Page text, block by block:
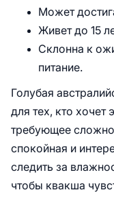
Может
Живет до 15
Склонна к
питание.
Голубая
для тех, кто хочет
требующее
спокойная и
следить за
чтобы квакша